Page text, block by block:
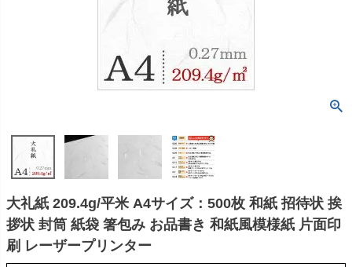
大礼紙 209.4g/平米 A4サイズ：500枚 和紙 招待状 挨
拶状 封筒 紙袋 箸包み お品書き 和紙風模様紙 片面印
刷 レーザープリンター